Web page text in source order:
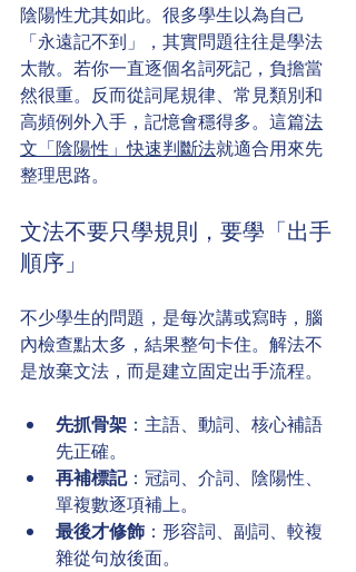
陰陽性尤其如此。很多學生以為自己
「永遠記不到」，其實問題往往是學法
太散。若你一直逐個名詞死記，負擔當
然很重。反而從詞尾規律、常見類別和
高頻例外入手，記憶會穩得多。這篇法
文「陰陽性」快速判斷法就適合用來先
整理思路。
文法不要只學規則，要學「出手
順序」
不少學生的問題，是每次講或寫時，腦
內檢查點太多，結果整句卡住。解法不
是放棄文法，而是建立固定出手流程。
先抓骨架 ：主語、動詞、核心補語
先正確。
再補標記：冠詞、介詞、陰陽性、
單複數逐項補上。
最後才修飾 ：形容詞、副詞、較複
雜從句放後面。